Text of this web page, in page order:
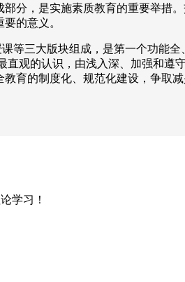
分，是实施素质教育的重要举
的意义。
等三大版块组成，是第一个功能
直观的认识，由浅入深、加强和
育的制度化、规范化建设，争取
学习！